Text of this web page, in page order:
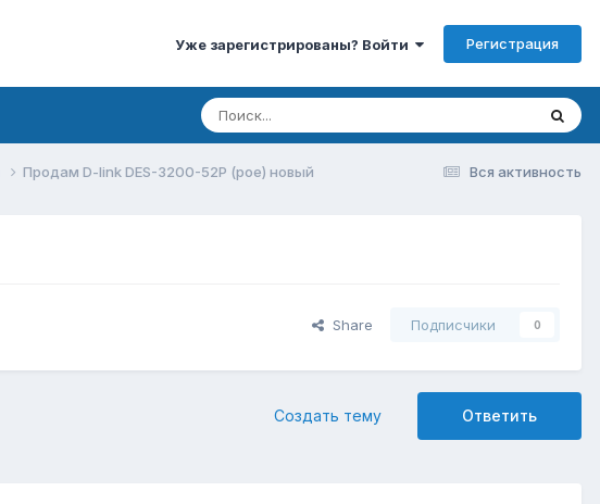
Уже зарегистрированы? Войти Регистрация
Вся активность
Продам D-link DES-3200-52P (poe) новый
Share Подписчики 0
Ответить
Создать тему